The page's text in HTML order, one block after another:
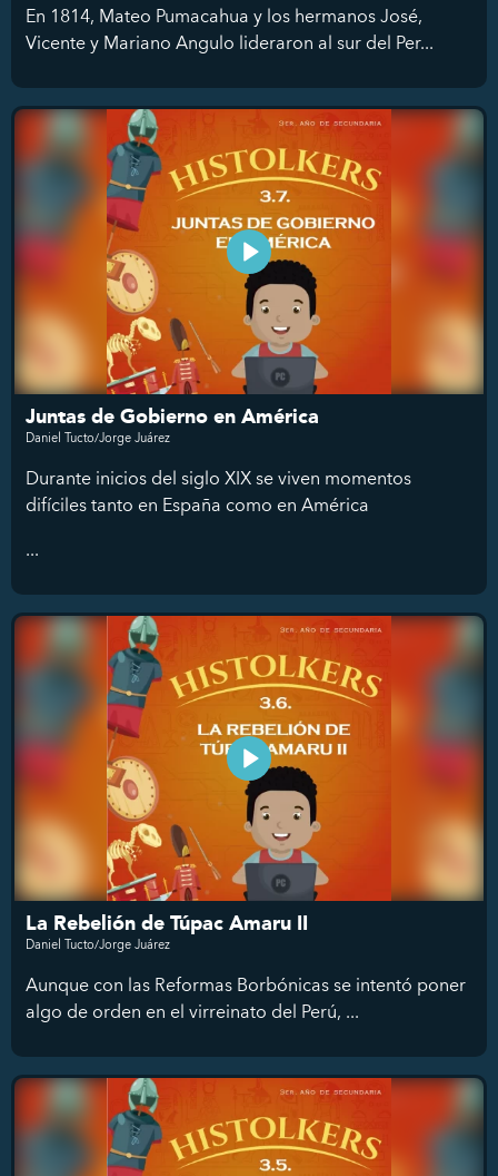
En 1814, Mateo Pumacahua y los hermanos José,
Vicente y Mariano Angulo lideraron al sur del Per...
Juntas de Gobierno en América
Daniel Tucto/Jorge Juárez
Durante inicios del siglo XIX se viven momentos
difíciles tanto en España como en América
...
La Rebelión de Túpac Amaru II
Daniel Tucto/Jorge Juárez
Aunque con las Reformas Borbónicas se intentó poner
algo de orden en el virreinato del Perú, ...